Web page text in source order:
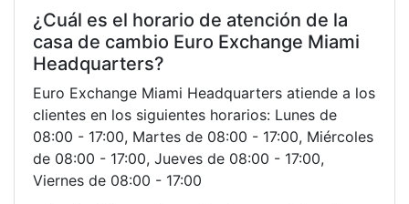
¿Cuál es el horario de atención de la
casa de cambio Euro Exchange Miami
Headquarters?
Euro Exchange Miami Headquarters atiende a los
clientes en los siguientes horarios: Lunes de
08:00 - 17:00, Martes de 08:00 - 17:00, Miércoles
de 08:00 - 17:00, Jueves de 08:00 - 17:00,
Viernes de 08:00 - 17:00